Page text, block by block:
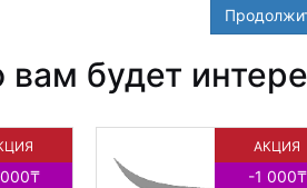
будет
АКЦИЯ
-1 000₸